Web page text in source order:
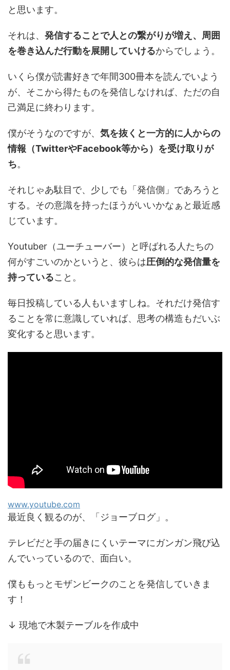
と思います。
それは、 発信することで人との繋がりが増え、周囲
を巻き込んだ行動を展開していけるからでしょう。
いくら僕が読書好きで年間300冊本を読んでいよう
が、そこから得たものを発信しなければ、ただの自
己満足に終わります。
僕がそうなのですが、 気を抜くと一方的に人からの
情報（TwitterやFacebook等から）を受け取りが
ち。
それじゃあ駄目で、少しでも「発信側」であろうと
する。その意識を持ったほうがいいかなぁと最近感
じています。
Youtuber（ユーチューバー）と呼ばれる人たちの
何がすごいのかというと、彼らは圧倒的な発信量を
持っていること。
毎日投稿している人もいますしね。それだけ発信す
ることを常に意識していれば、思考の構造もだいぶ
変化すると思います。
www.youtube.com
最近良く観るのが、「ジョーブログ」。
テレビだと手の届きにくいテーマにガンガン飛び込
んでいっているので、面白い。
僕ももっとモザンビークのことを発信していきま
す！
↓ 現地で木製テーブルを作成中